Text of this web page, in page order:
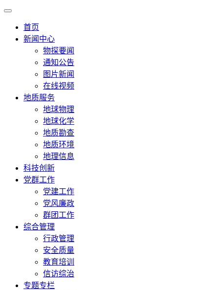
首页
新闻中心
物探要闻
通知公告
图片新闻
在线视频
地质服务
地球物理
地球化学
地质勘查
地质环境
地理信息
科技创新
党群工作
党建工作
党风廉政
群团工作
综合管理
行政管理
安全质量
教育培训
信访综治
专题专栏